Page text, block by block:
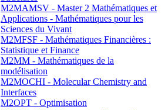
M2MAMSV - Master 2 Mathématiques et
Applications - Mathématiques pour les
Sciences du Vivant
M2MFSF - Mathématiques Financières :
Statistique et Finance
M2MM - Mathématiques de la
modélisation
M2MOCHI - Molecular Chemistry and
Interfaces
M2OPT - Optimisation